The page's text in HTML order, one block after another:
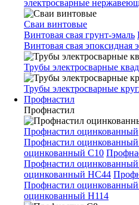
электросварные
Сваи винтовые
Винтовая свая грунт-эмаль
Винтовая свая эпоксидная
Трубы электросварные
Трубы электросварные
Профнастил
Профнастил
Профнастил оцинкованный
Профнастил
оцинкованный С10
Профнастил
оцинкованный НС44
Профнастил
оцинкованный Н114